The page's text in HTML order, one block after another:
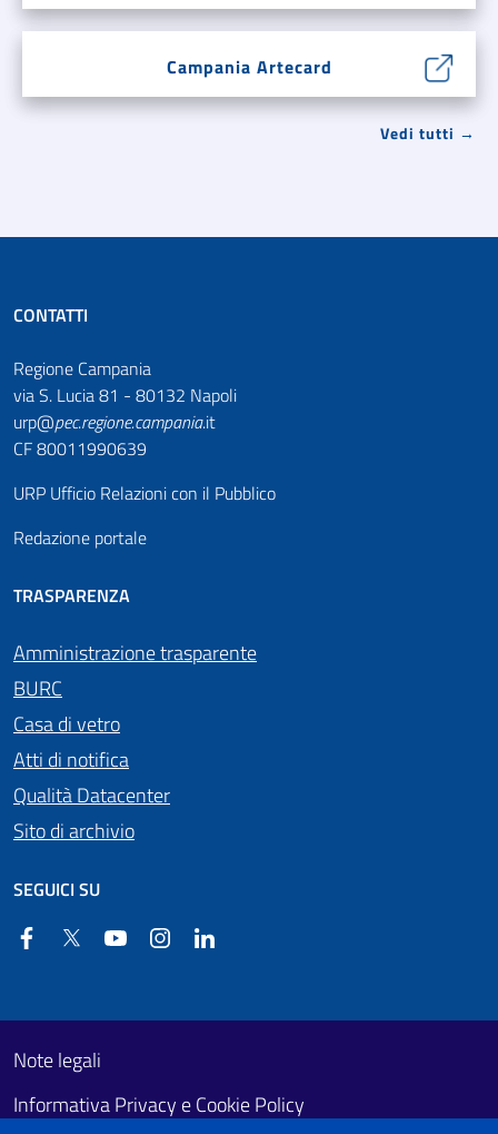
Campania Artecard
Vedi tutti →
CONTATTI
Regione Campania
via S. Lucia 81 - 80132 Napoli
urp@pec.regione.campania.it
CF 80011990639
URP Ufficio Relazioni con il Pubblico
Redazione portale
TRASPARENZA
Amministrazione trasparente
BURC
Casa di vetro
Atti di notifica
Qualità Datacenter
Sito di archivio
SEGUICI SU
FacebookTwitter YouTube Instagram
Footer First
Useful links section
Note legali
Informativa Privacy e Cookie Policy